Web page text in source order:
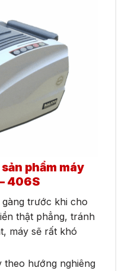
phẩm máy
406S
trước khi cho
thật phẳng, tránh
máy sẽ rất khó
theo hướng nghiêng